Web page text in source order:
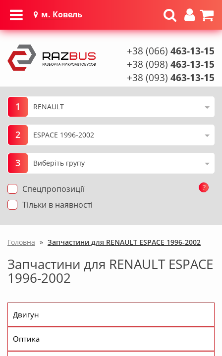
м. Ковель
+38 (066) 463-13-15
+38 (098) 463-13-15
+38 (093) 463-13-15
1
2
3
Спецпропозиції
Тільки в наявності
?
Головна » Запчастини для RENAULT ESPACE 1996-2002
Запчастини для RENAULT ESPACE
1996-2002
Двигун
Оптика